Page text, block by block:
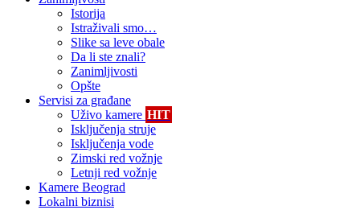
Istorija
Istraživali smo…
Slike sa leve obale
Da li ste znali?
Zanimljivosti
Opšte
Servisi za građane
Uživo kamere HIT
Isključenja struje
Isključenja vode
Zimski red vožnje
Letnji red vožnje
Kamere Beograd
Lokalni biznisi